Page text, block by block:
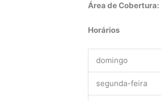
Área de Cobertura:
Horários
domingo
segunda-feira